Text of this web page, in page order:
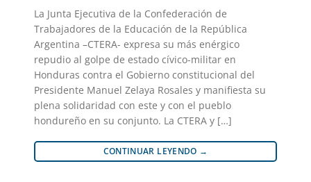
La Junta Ejecutiva de la Confederación de
Trabajadores de la Educación de la República
Argentina –CTERA- expresa su más enérgico
repudio al golpe de estado cívico-militar en
Honduras contra el Gobierno constitucional del
Presidente Manuel Zelaya Rosales y manifiesta su
plena solidaridad con este y con el pueblo
hondureño en su conjunto. La CTERA y […]
CONTINUAR LEYENDO →